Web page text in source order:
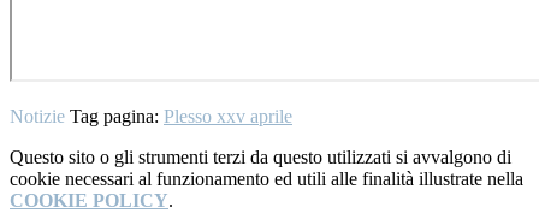
Notizie Tag pagina: Plesso xxv aprile
Questo sito o gli strumenti terzi da questo utilizzati si avvalgono di
cookie necessari al funzionamento ed utili alle finalità illustrate nella
COOKIE POLICY.